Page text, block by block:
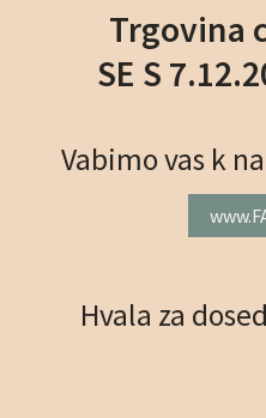
Trgovina
SE S
Vabimo vas k
Hvala za